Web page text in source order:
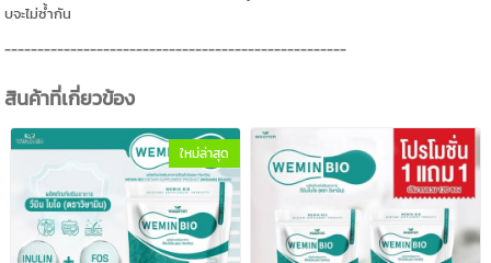
บจะไม่ซ้ำกัน
----------------------------------------------------
สินค้าที่เกี่ยวข้อง
ใหม่ล่าสุด